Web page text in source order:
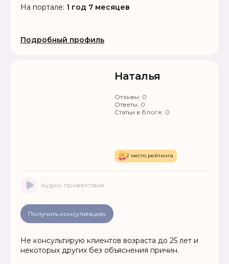
соперников, гармонизирую отношения.
Работа до результата.
На портале: 1 год 7 месяцев
Подробный профиль
Наталья
2 место рейтинга
Отзывы: 0
Ответы: 0
Статьи в блоге: 0
Аудио-приветствие
Получить консультацию
Не консультирую клиентов возраста до 25 лет и
некоторых других без объяснения причин.